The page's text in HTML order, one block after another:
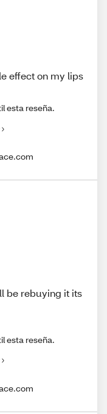
effect on my lips
esta reseña.
be rebuying it its
esta reseña.